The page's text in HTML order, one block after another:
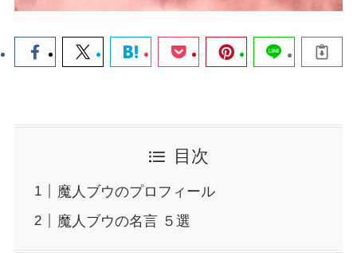
目次
魔人ブウのプロフィール
魔人ブウの名言 ５選